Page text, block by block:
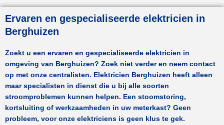
Ervaren en gespecialiseerde elektricien in
Berghuizen
Zoekt u een ervaren en gespecialiseerde elektricien in
omgeving van Berghuizen? Zoek niet verder en neem contact
op met onze centralisten. Elektricien Berghuizen heeft alleen
maar specialisten in dienst die u bij alle soorten
stroomproblemen kunnen helpen. Een stoomstoring,
kortsluiting of werkzaamheden in uw meterkast? Geen
probleem, voor onze elektriciens is geen klus te gek.